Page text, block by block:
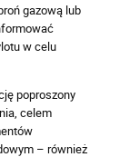
gazową lub
w celu
poproszony
celem
– również